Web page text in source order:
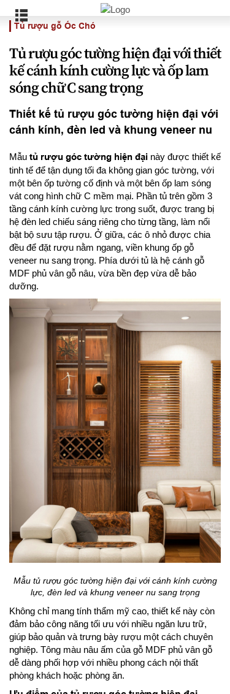
Tủ rượu gỗ Óc Chó
Tủ rượu góc tường hiện đại với thiết
kế cánh kính cường lực và ốp lam
sóng chữ C sang trọng
Thiết kế tủ rượu góc tường hiện đại với
cánh kính, đèn led và khung veneer nu
Mẫu tủ rượu góc tường hiện đại này được thiết kế
tinh tế để tận dụng tối đa không gian góc tường, với
một bên ốp tường cố định và một bên ốp lam sóng
vát cong hình chữ C mềm mại. Phần tủ trên gồm 3
tầng cánh kính cường lực trong suốt, được trang bị
hệ đèn led chiếu sáng riêng cho từng tầng, làm nổi
bật bộ sưu tập rượu. Ở giữa, các ô nhỏ được chia
đều để đặt rượu nằm ngang, viền khung ốp gỗ
veneer nu sang trọng. Phía dưới tủ là hệ cánh gỗ
MDF phủ vân gỗ nâu, vừa bền đẹp vừa dễ bảo
dưỡng.
Mẫu tủ rượu góc tường hiện đại với cánh kính cường
lực, đèn led và khung veneer nu sang trọng
Không chỉ mang tính thẩm mỹ cao, thiết kế này còn
đảm bảo công năng tối ưu với nhiều ngăn lưu trữ,
giúp bảo quản và trưng bày rượu một cách chuyên
nghiệp. Tông màu nâu ấm của gỗ MDF phủ vân gỗ
dễ dàng phối hợp với nhiều phong cách nội thất
phòng khách hoặc phòng ăn.